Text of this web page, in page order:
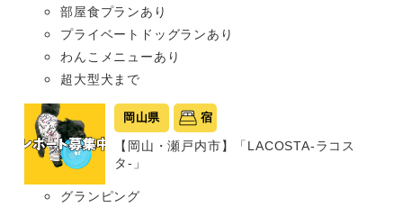
部屋食プランあり
プライベートドッグランあり
わんこメニューあり
超大型犬まで
岡山県 宿
【岡山・瀬戸内市】「LACOSTA-ラコス
タ-」
グランピング